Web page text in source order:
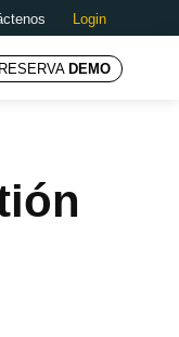
Login
RESERVA DEMO